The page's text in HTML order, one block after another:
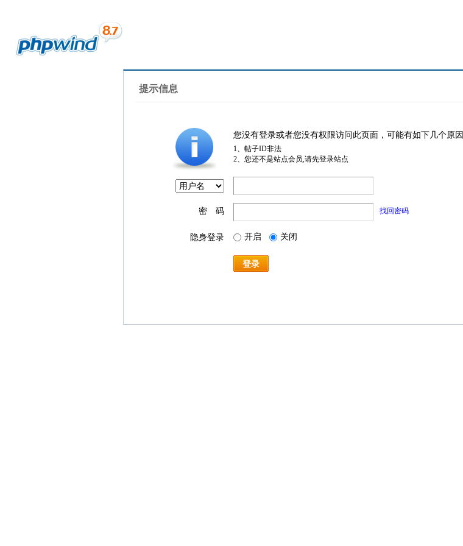
提示信息
您没有登录或者您没有权限访问此页面，可能有如下几个原因
1、帖子ID非法
2、您还不是站点会员,请先登录站点
密 码 找回密码
隐身登录 开启 关闭
登录